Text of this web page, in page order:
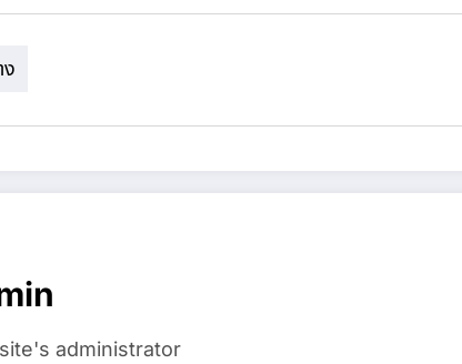
administrator